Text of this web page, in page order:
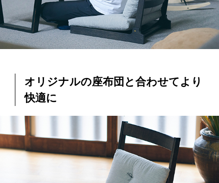
オリジナルの座布団と合わせてより
快適に